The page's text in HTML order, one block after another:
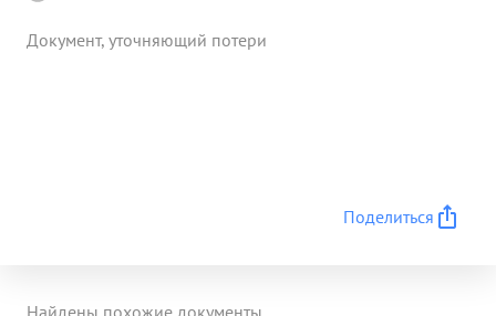
Документ, уточняющий потери
Поделиться
Найдены похожие документы